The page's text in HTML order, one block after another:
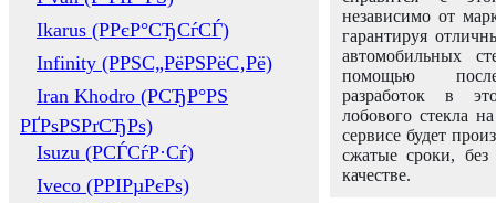
Ikarus (РРєР°СЂСѓСЃ)
Infinity (РРЅС„РёРЅРёС‚Рё)
Iran Khodro (РСЂР°РЅ
РҐРѕРЅРґСЂРѕ)
Isuzu (РСЃСѓР·Сѓ)
Iveco (РРІРµРєРѕ)
независимо от
гарантируя
автомобильных
помощью
разработок в
лобового стекла
сервисе будет
сжатые сроки,
качестве.